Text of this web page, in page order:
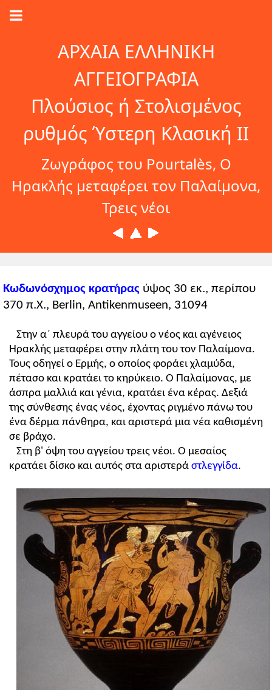
ΑΡΧΑΙΑ ΕΛΛΗΝΙΚΗ
ΑΓΓΕΙΟΓΡΑΦΙΑ
Πλούσιος ή Στολισμένος
ρυθμός Ύστερη Κλασική ΙI
Ζωγράφος του Pourtalès, Ο
Ηρακλής μεταφέρει τον Παλαίμονα,
Τρεις νέοι
Κωδωνόσχημος κρατήρας ύψος 30 εκ., περίπου
370 π.Χ., Berlin, Antikenmuseen, 31094
Στην α΄ πλευρά του αγγείου ο νέος και αγένειος
Ηρακλής μεταφέρει στην πλάτη του τον Παλαίμονα.
Τους οδηγεί ο Ερμής, ο οποίος φοράει χλαμύδα,
πέτασο και κρατάει το κηρύκειο. Ο Παλαίμονας, με
άσπρα μαλλιά και γένια, κρατάει ένα κέρας. Δεξιά
της σύνθεσης ένας νέος, έχοντας ριγμένο πάνω του
ένα δέρμα πάνθηρα, και αριστερά μια νέα καθισμένη
σε βράχο.
Στη β' όψη του αγγείου τρεις νέοι. Ο μεσαίος
κρατάει δίσκο και αυτός στα αριστερά στλεγγίδα.